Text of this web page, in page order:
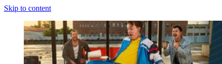
Skip to content